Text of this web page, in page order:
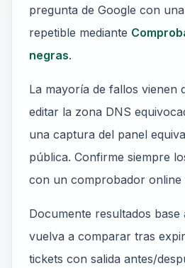
pregunta de Google con
repetible mediante
negras.
La mayoría de fallos vienen
editar la zona DNS
una captura del panel
pública. Confirme siempre
con un comprobador online
Documente resultados
vuelva a comparar tras
tickets con salida antes/